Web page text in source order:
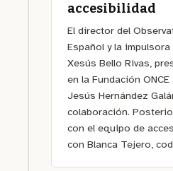
accesibilidad
El director del
Español y la
Xesús Bello Rivas,
en la Fundación
Jesús Hernández
colaboración.
con el equipo de
con Blanca Tejero,